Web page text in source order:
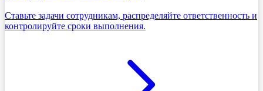
Ставьте задачи сотрудникам, распределяйте ответственность и
контролируйте сроки выполнения.